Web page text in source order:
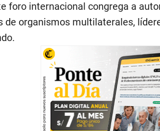
foro internacional congrega a
de organismos multilaterales,